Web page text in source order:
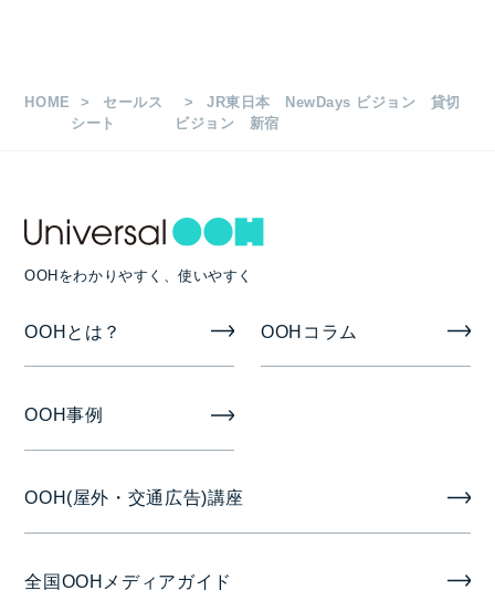
合計 2面
6:00～24:00
1社ジャック
入稿素材
掲出期間
1週間/2週間/4週間
HOME
セールス
シート
JR東日本 NewDays ビジョン 貸切
ビジョン 新宿
OOHをわかりやすく、使いやすく
OOHとは？ OOHコラム
OOH事例
OOH(屋外・交通広告)講座
全国OOHメディアガイド